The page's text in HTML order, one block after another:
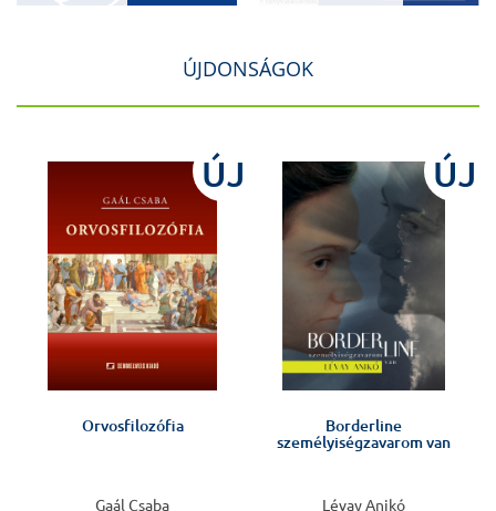
ÚJDONSÁGOK
ÚJ
Orvosfilozófia
Gaál Csaba
ÚJ
Borderline
személyiségzavarom van
Lévay Anikó